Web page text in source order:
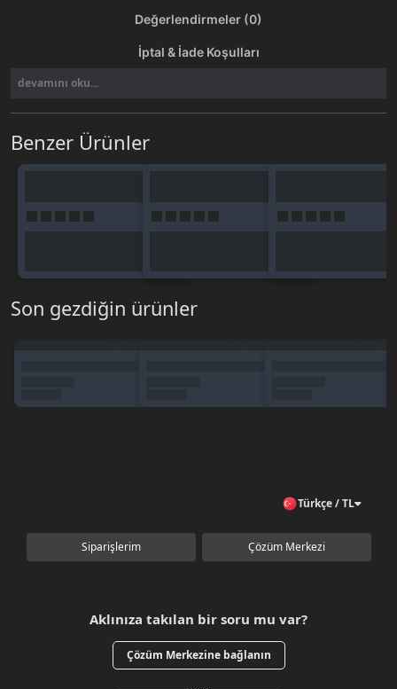
Değerlendirmeler (0)
İptal & İade Koşulları
devamını oku...
Benzer Ürünler
Son gezdiğin ürünler
Türkçe / TL
Siparişlerim Çözüm Merkezi
Aklınıza takılan bir soru mu var?
Çözüm Merkezine bağlanın